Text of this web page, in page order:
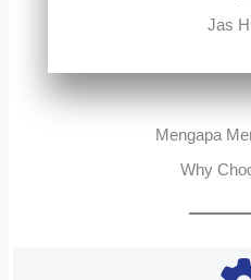
Jas
Mengapa
Why